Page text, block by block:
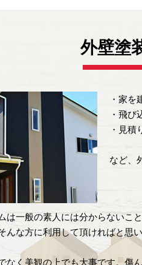
外壁塗
・家を
・飛び
・見積
など、
は一般の素人には分からないこ
んな方に利用して頂ければと思い
なく美観の上でも大事です。傷